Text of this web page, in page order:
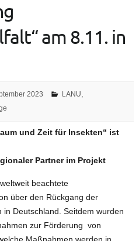
am 8.11. in
2023 LANU,
und Zeit für Insekten“ ist
Partner im Projekt
beachtete
über den Rückgang der
in Deutschland. Seitdem wurden
zur Förderung von